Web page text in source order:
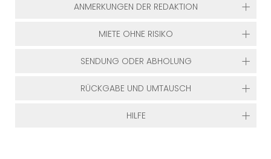
ANMERKUNGEN DER REDAKTION
MIETE OHNE RISIKO
SENDUNG ODER ABHOLUNG
RÜCKGABE UND UMTAUSCH
HILFE